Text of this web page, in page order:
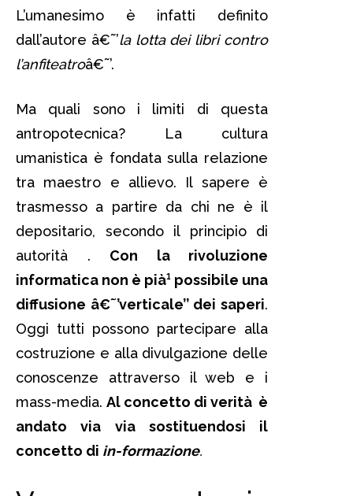
L’umanesimo è infatti definito
dall’autore â€˜’la lotta dei libri contro
l’anfiteatroâ€˜’.
Ma quali sono i limiti di questa
antropotecnica? La cultura
umanistica è fondata sulla relazione
tra maestro e allievo. Il sapere è
trasmesso a partire da chi ne è il
depositario, secondo il principio di
autorità . Con la rivoluzione
informatica non è pià¹ possibile una
diffusione â€˜’verticale’’ dei saperi.
Oggi tutti possono partecipare alla
costruzione e alla divulgazione delle
conoscenze attraverso il web e i
mass-media. Al concetto di verità è
andato via via sostituendosi il
concetto di in-formazione.